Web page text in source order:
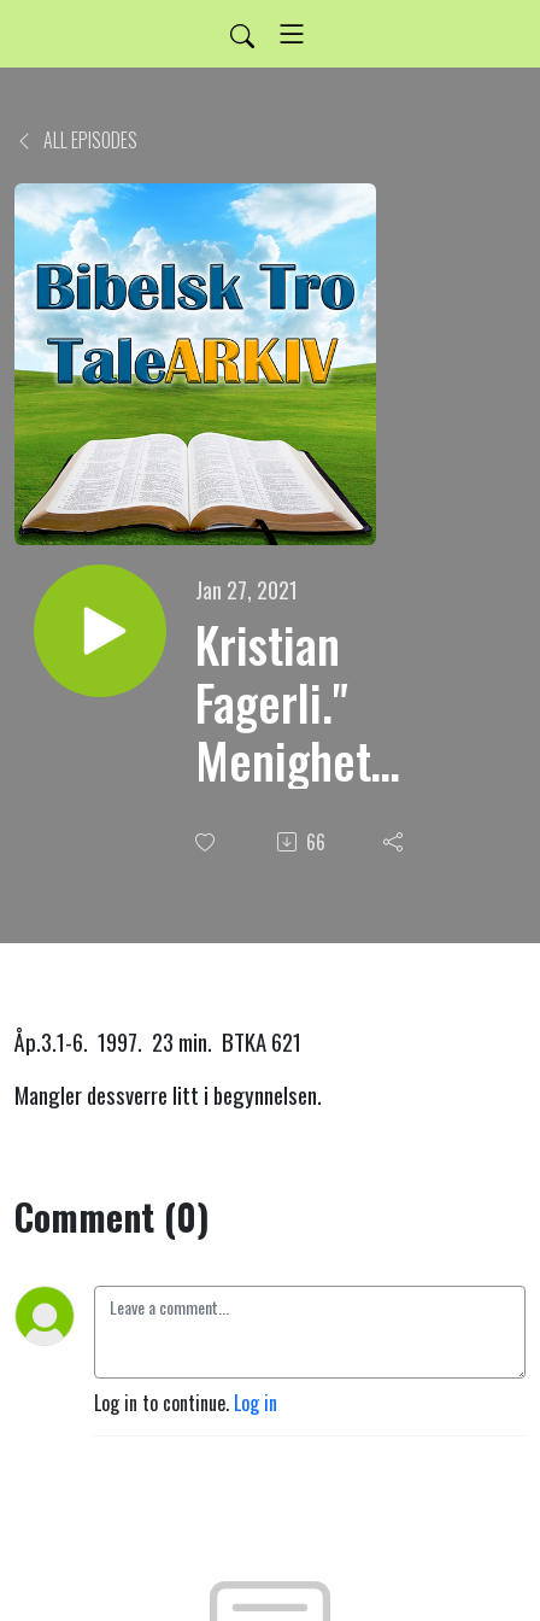
ALL EPISODES
Jan 27, 2021
Kristian
Fagerli."
Menigheten
i Sardes, -
Den som
seirer."
66
Åp.3.1-6. 1997. 23 min. BTKA 621
Mangler dessverre litt i begynnelsen.
Comment (0)
Log in to continue. Log in